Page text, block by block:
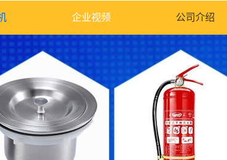
企业视频 公司介绍